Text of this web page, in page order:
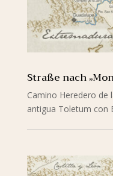
Straße nach
Camino Heredero de
antigua Toletum con